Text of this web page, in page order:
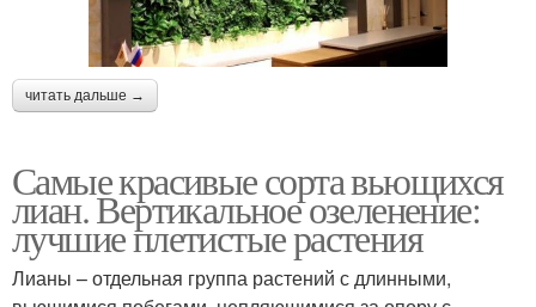
читать дальше →
Самые красивые сорта вьющихся
лиан. Вертикальное озеленение:
лучшие плетистые растения
Лианы – отдельная группа растений с длинными,